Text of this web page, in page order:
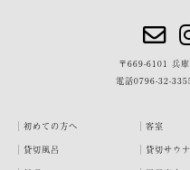
〒669-6101 兵
電話0796-32-
初めての方へ 客室
貸切風呂
貸切サウナ